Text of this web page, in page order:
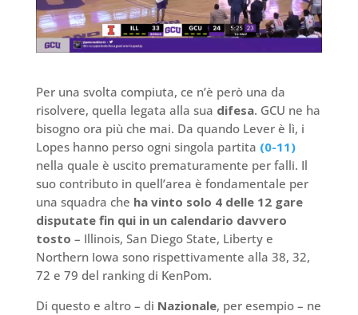
Per una svolta compiuta, ce n’è però una da
risolvere, quella legata alla sua difesa. GCU ne ha
bisogno ora più che mai. Da quando Lever è lì, i
Lopes hanno perso ogni singola partita (0-11)
nella quale è uscito prematuramente per falli. Il
suo contributo in quell’area è fondamentale per
una squadra che ha vinto solo 4 delle 12 gare
disputate fin qui in un calendario davvero
tosto – Illinois, San Diego State, Liberty e
Northern Iowa sono rispettivamente alla 38, 32,
72 e 79 del ranking di KenPom.
Di questo e altro – di Nazionale, per esempio – ne